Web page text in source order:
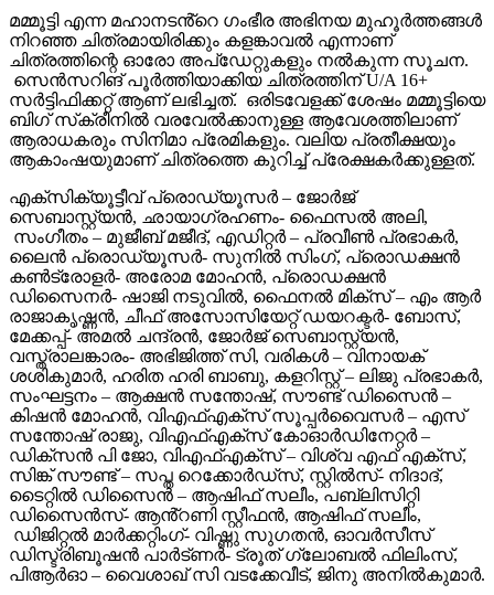
മമ്മൂട്ടി എന്ന മഹാനടൻ്റെ ഗംഭീര അഭിനയ മുഹൂർത്തങ്ങൾ
നിറഞ്ഞ ചിത്രമായിരിക്കും കളങ്കാവൽ എന്നാണ്
ചിത്രത്തിന്റെ ഓരോ അപ്‌ഡേറ്റുകളും നൽകുന്ന സൂചന.
സെൻസറിങ് പൂർത്തിയാക്കിയ ചിത്രത്തിന് U/A 16+
സർട്ടിഫിക്കറ്റ് ആണ് ലഭിച്ചത്. ഒരിടവേളക്ക് ശേഷം മമ്മൂട്ടിയെ
ബിഗ് സ്‌ക്രീനിൽ വരവേൽക്കാനുള്ള ആവേശത്തിലാണ്
ആരാധകരും സിനിമാ പ്രേമികളും. വലിയ പ്രതീക്ഷയും
ആകാംഷയുമാണ് ചിത്രത്തെ കുറിച്ച് പ്രേക്ഷകർക്കുള്ളത്.
എക്സിക്യൂട്ടീവ് പ്രൊഡ്യൂസർ – ജോർജ്
സെബാസ്റ്റ്യൻ, ഛായാഗ്രഹണം- ഫൈസൽ അലി,
സംഗീതം – മുജീബ് മജീദ്, എഡിറ്റർ – പ്രവീൺ പ്രഭാകർ,
ലൈൻ പ്രൊഡ്യൂസർ- സുനിൽ സിംഗ്, പ്രൊഡക്ഷൻ
കൺട്രോളർ- അരോമ മോഹൻ, പ്രൊഡക്ഷൻ
ഡിസൈനർ- ഷാജി നടുവിൽ, ഫൈനൽ മിക്സ് – എം ആർ
രാജാകൃഷ്ണൻ, ചീഫ് അസോസിയേറ്റ് ഡയറക്ടർ- ബോസ്,
മേക്കപ്പ്- അമൽ ചന്ദ്രൻ, ജോർജ് സെബാസ്റ്റ്യൻ,
വസ്ത്രാലങ്കാരം- അഭിജിത്ത് സി, വരികൾ – വിനായക്
ശശികുമാർ, ഹരിത ഹരി ബാബു, കളറിസ്റ്റ് – ലിജു പ്രഭാകർ,
സംഘട്ടനം – ആക്ഷൻ സന്തോഷ്, സൗണ്ട് ഡിസൈൻ –
കിഷൻ മോഹൻ, വിഎഫ്എക്സ് സൂപ്പർവൈസർ – എസ്
സന്തോഷ് രാജു, വിഎഫ്എക്സ് കോഓർഡിനേറ്റർ –
ഡിക്സൻ പി ജോ, വിഎഫ്എക്സ് – വിശ്വ എഫ് എക്സ്,
സിങ്ക് സൗണ്ട് – സപ്ത റെക്കോർഡ്സ്, സ്റ്റിൽസ്- നിദാദ്,
ടൈറ്റിൽ ഡിസൈൻ – ആഷിഫ് സലീം, പബ്ലിസിറ്റി
ഡിസൈൻസ്- ആൻ്റണി സ്റ്റീഫൻ, ആഷിഫ് സലീം,
ഡിജിറ്റൽ മാർക്കറ്റിംഗ്- വിഷ്ണു സുഗതൻ, ഓവർസീസ്
ഡിസ്ട്രിബൂഷൻ പാർട്ണർ- ട്രൂത് ഗ്ലോബൽ ഫിലിംസ്,
പിആർഓ – വൈശാഖ് സി വടക്കേവീട്, ജിനു അനിൽകുമാർ.